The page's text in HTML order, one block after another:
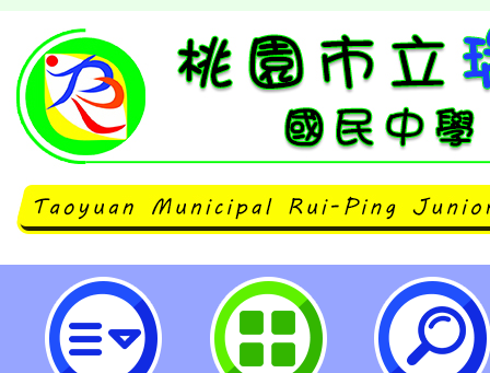
neilrpjhstyc網站設計者：徐嘉